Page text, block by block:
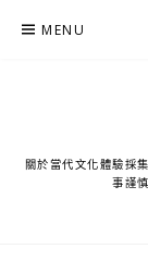
MENU
關於當代文化體驗採
事謹